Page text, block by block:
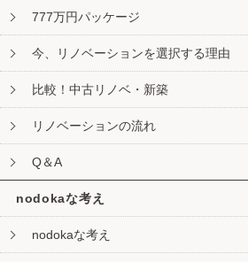
777万円パッケージ
今、リノベーションを選択する理由
比較！中古リノベ・新築
リノベーションの流れ
Q＆A
nodokaな考え
nodokaな考え